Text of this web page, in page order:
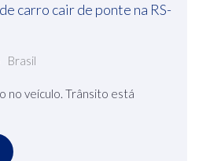
carro cair de ponte na RS-
Brasil
no veículo. Trânsito está